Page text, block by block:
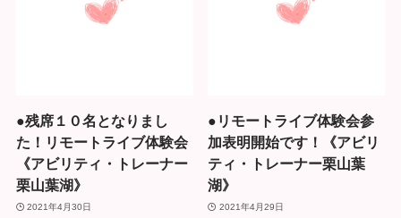
●残席１０名となりまし
た！リモートライブ体験会
《アビリティ・トレーナー
栗山葉湖》
2021年4月30日
●リモートライブ体験会参
加表明開始です！《アビリ
ティ・トレーナー栗山葉
湖》
2021年4月29日